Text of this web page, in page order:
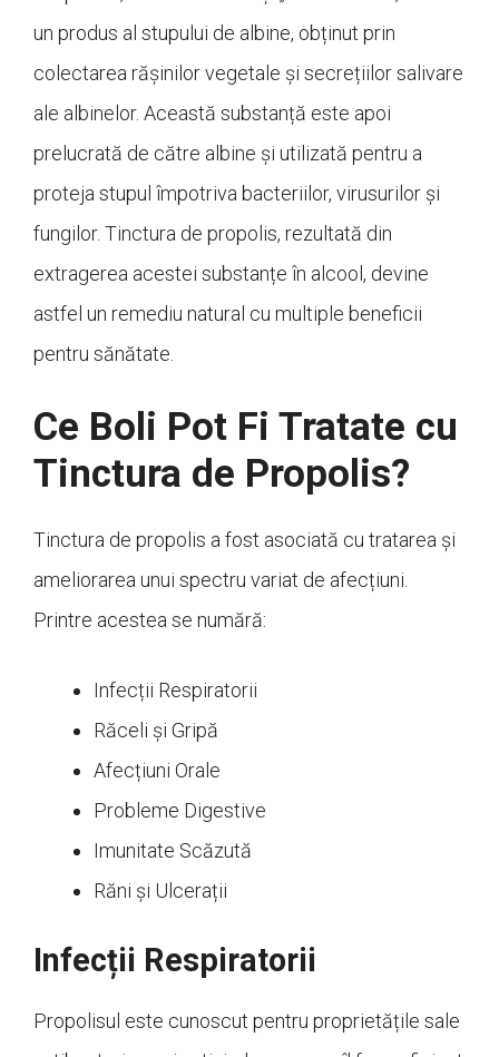
un produs al stupului de albine, obținut prin
colectarea rășinilor vegetale și secrețiilor salivare
ale albinelor. Această substanță este apoi
prelucrată de către albine și utilizată pentru a
proteja stupul împotriva bacteriilor, virusurilor și
fungilor. Tinctura de propolis, rezultată din
extragerea acestei substanțe în alcool, devine
astfel un remediu natural cu multiple beneficii
pentru sănătate.
Ce Boli Pot Fi Tratate cu
Tinctura de Propolis?
Tinctura de propolis a fost asociată cu tratarea și
ameliorarea unui spectru variat de afecțiuni.
Printre acestea se numără:
Infecții Respiratorii
Răceli și Gripă
Afecțiuni Orale
Probleme Digestive
Imunitate Scăzută
Răni și Ulcerații
Infecții Respiratorii
Propolisul este cunoscut pentru proprietățile sale